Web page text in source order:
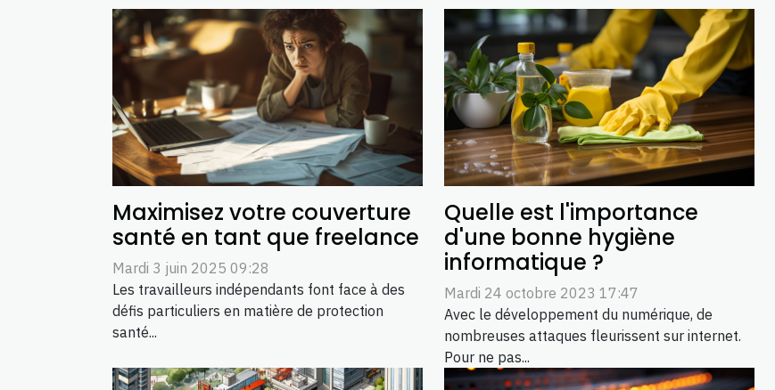
Maximisez votre couverture
santé en tant que freelance
Mardi 3 juin 2025 09:28
Les travailleurs indépendants font face à des
défis particuliers en matière de protection
santé...
Quelle est l'importance
d'une bonne hygiène
informatique ?
Mardi 24 octobre 2023 17:47
Avec le développement du numérique, de
nombreuses attaques fleurissent sur internet.
Pour ne pas...